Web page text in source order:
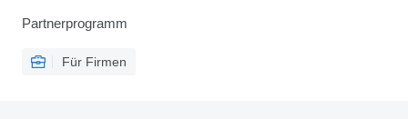
Partnerprogramm
Für Firmen